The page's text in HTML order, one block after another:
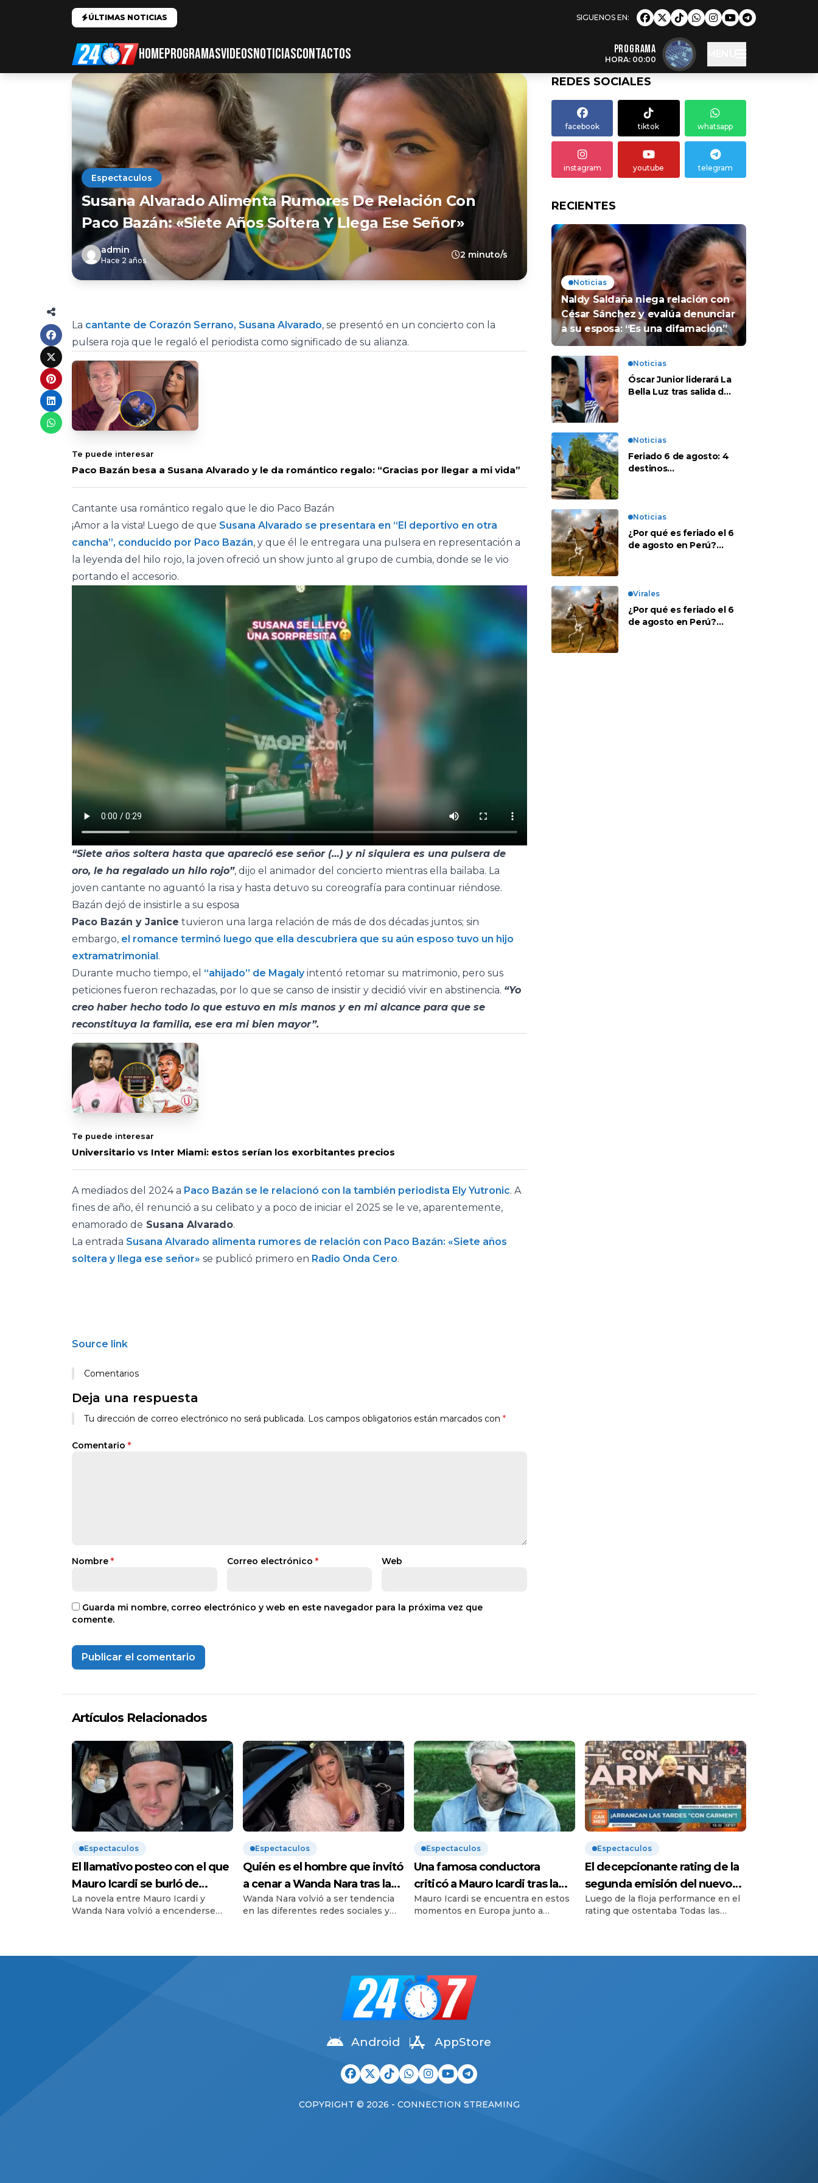
ÚLTIMAS NOTICIAS
HOMEPROGRAMASVIDEOSNOTICIASCONTACTOS Programa
HORA: 00:00
Espectaculos
Susana Alvarado Alimenta Rumores De Relación Con
Paco Bazán: «Siete Años Soltera Y Llega Ese Señor»
admin
Hace 2 años
2 minuto/s
La cantante de Corazón Serrano, Susana Alvarado, se presentó en un concierto con la
pulsera roja que le regaló el periodista como significado de su alianza.
Te puede interesar
Paco Bazán besa a Susana Alvarado y le da romántico regalo: “Gracias por llegar a mi vida”
Cantante usa romántico regalo que le dio Paco Bazán
¡Amor a la vista! Luego de que Susana Alvarado se presentara en “El deportivo en otra
cancha”, conducido por Paco Bazán, y que él le entregara una pulsera en representación a
la leyenda del hilo rojo, la joven ofreció un show junto al grupo de cumbia, donde se le vio
portando el accesorio.
“Siete años soltera hasta que apareció ese señor (…) y ni siquiera es una pulsera de
oro, le ha regalado un hilo rojo”, dijo el animador del concierto mientras ella bailaba. La
joven cantante no aguantó la risa y hasta detuvo su coreografía para continuar riéndose.
Bazán dejó de insistirle a su esposa
Paco Bazán y Janice tuvieron una larga relación de más de dos décadas juntos; sin
embargo, el romance terminó luego que ella descubriera que su aún esposo tuvo un hijo
extramatrimonial .
Durante mucho tiempo, el “ahijado” de Magalyintentó retomar su matrimonio, pero sus
peticiones fueron rechazadas, por lo que se canso de insistir y decidió vivir en abstinencia. “Yo
creo haber hecho todo lo que estuvo en mis manos y en mi alcance para que se
reconstituya la familia, ese era mi bien mayor”.
Te puede interesar
Universitario vs Inter Miami: estos serían los exorbitantes precios
A mediados del 2024 a Paco Bazán se le relacionó con la también periodista Ely Yutronic. A
fines de año, él renunció a su celibato y a poco de iniciar el 2025 se le ve, aparentemente,
enamorado de Susana Alvarado.
La entrada Susana Alvarado alimenta rumores de relación con Paco Bazán: «Siete años
soltera y llega ese señor» se publicó primero en Radio Onda Cero.
Source link
Comentarios
Deja una respuesta
Tu dirección de correo electrónico no será publicada. Los campos obligatorios están marcados con *
Comentario *
Nombre * Correo electrónico * Web
Guarda mi nombre, correo electrónico y web en este navegador para la próxima vez que
comente.
REDES SOCIALES
facebook tiktok whatsapp
instagram youtube telegram
RECIENTES
Noticias
Naldy Saldaña niega relación con
César Sánchez y evalúa denunciar
a su esposa: “Es una difamación”
Noticias
Óscar Junior liderará La
Bella Luz tras salida de
Noticias
Feriado 6 de agosto: 4
destinos
Noticias
¿Por qué es feriado el 6
de agosto en Perú?
Virales
¿Por qué es feriado el 6
de agosto en Perú?
Artículos Relacionados
Espectaculos
El llamativo posteo con el que
Mauro Icardi se burló de
Wanda Nara tras la audiencia
de divorcio
La novela entre Mauro Icardi y
Wanda Nara volvió a encenderse
Espectaculos
Quién es el hombre que invitó
a cenar a Wanda Nara tras la
dura audiencia con Mauro
Icardi
Wanda Nara volvió a ser tendencia
en las diferentes redes sociales y
durante la jornada del miércoles en
Italia. Lejos de la sencillez, la
empresaria llegó al lugar […]
Espectaculos
Una famosa conductora
criticó a Mauro Icardi tras la
audiencia con Wanda Nara:
«Me cuesta creer que…»
Mauro Icardi se encuentra en estos
momentos en Europa junto a
cara después de un tiempo largo.
Luego de algunas horas, las
primeras informaciones
comenzaron […]
Espectaculos
El decepcionante rating de la
segunda emisión del nuevo
programa de Carmen Barbieri
en El Nueve
Luego de la floja performance en el
rating que ostentaba Todas las
Android AppStore
COPYRIGHT © 2026 - CONNECTION STREAMING